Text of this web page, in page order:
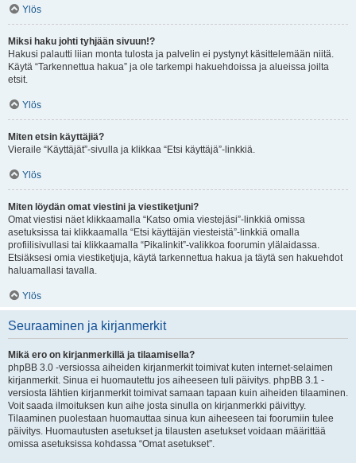
Ylös
Miksi haku johti tyhjään sivuun!?
Hakusi palautti liian monta tulosta ja palvelin ei pystynyt käsittelemään niitä.
Käytä “Tarkennettua hakua” ja ole tarkempi hakuehdoissa ja alueissa joilta
etsit.
Ylös
Miten etsin käyttäjiä?
Vieraile “Käyttäjät”-sivulla ja klikkaa “Etsi käyttäjä”-linkkiä.
Ylös
Miten löydän omat viestini ja viestiketjuni?
Omat viestisi näet klikkaamalla “Katso omia viestejäsi”-linkkiä omissa
asetuksissa tai klikkaamalla “Etsi käyttäjän viesteistä”-linkkiä omalla
profiilisivullasi tai klikkaamalla “Pikalinkit”-valikkoa foorumin ylälaidassa.
Etsiäksesi omia viestiketjuja, käytä tarkennettua hakua ja täytä sen hakuehdot
haluamallasi tavalla.
Ylös
Seuraaminen ja kirjanmerkit
Mikä ero on kirjanmerkillä ja tilaamisella?
phpBB 3.0 -versiossa aiheiden kirjanmerkit toimivat kuten internet-selaimen
kirjanmerkit. Sinua ei huomautettu jos aiheeseen tuli päivitys. phpBB 3.1 -
versiosta lähtien kirjanmerkit toimivat samaan tapaan kuin aiheiden tilaaminen.
Voit saada ilmoituksen kun aihe josta sinulla on kirjanmerkki päivittyy.
Tilaaminen puolestaan huomauttaa sinua kun aiheeseen tai foorumiin tulee
päivitys. Huomautusten asetukset ja tilausten asetukset voidaan määrittää
omissa asetuksissa kohdassa “Omat asetukset”.